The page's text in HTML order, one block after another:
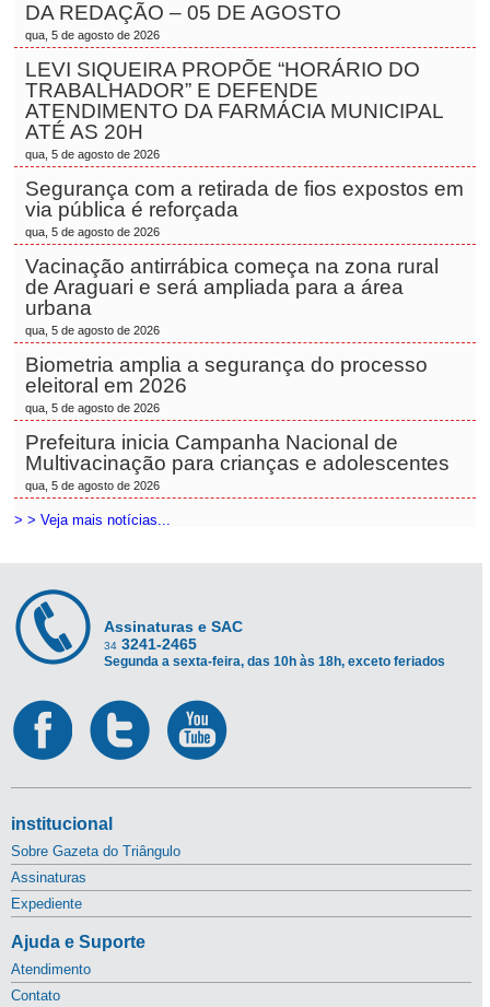
DA REDAÇÃO – 05 DE AGOSTO
qua, 5 de agosto de 2026
LEVI SIQUEIRA PROPÕE “HORÁRIO DO
TRABALHADOR” E DEFENDE
ATENDIMENTO DA FARMÁCIA MUNICIPAL
ATÉ AS 20H
qua, 5 de agosto de 2026
Segurança com a retirada de fios expostos em
via pública é reforçada
qua, 5 de agosto de 2026
Vacinação antirrábica começa na zona rural
de Araguari e será ampliada para a área
urbana
qua, 5 de agosto de 2026
Biometria amplia a segurança do processo
eleitoral em 2026
qua, 5 de agosto de 2026
Prefeitura inicia Campanha Nacional de
Multivacinação para crianças e adolescentes
qua, 5 de agosto de 2026
> > Veja mais notícias...
Assinaturas e SAC
34 3241-2465
Segunda a sexta-feira, das 10h às 18h, exceto feriados
institucional
Sobre Gazeta do Triângulo
Assinaturas
Expediente
Ajuda e Suporte
Atendimento
Contato